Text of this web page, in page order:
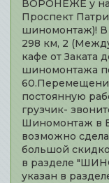
ВОРОНЕЖЕ у
Проспект
шиномонтаж)!
298 км, 2
кафе от Заката
шиномонтажа
постоянную
грузчик-
Шиномонтаж в
возможно
большой
в разделе
указан в